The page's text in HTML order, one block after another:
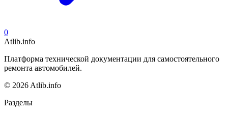
0
Atlib.info
Платформа технической документации для самостоятельного
ремонта автомобилей.
© 2026 Atlib.info
Разделы